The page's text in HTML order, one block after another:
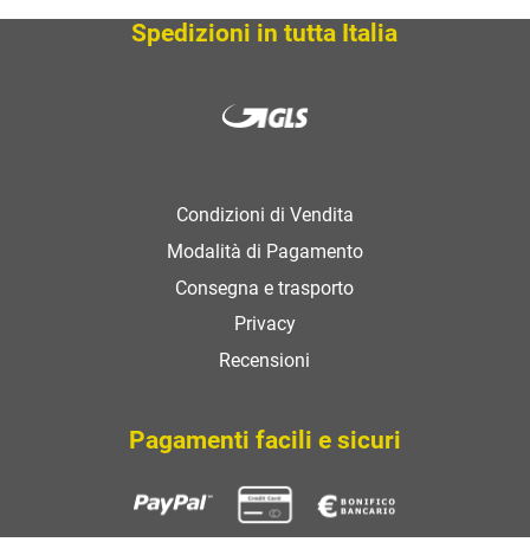
Spedizioni in tutta Italia
Condizioni di Vendita
Modalità di Pagamento
Consegna e trasporto
Privacy
Recensioni
Pagamenti facili e sicuri